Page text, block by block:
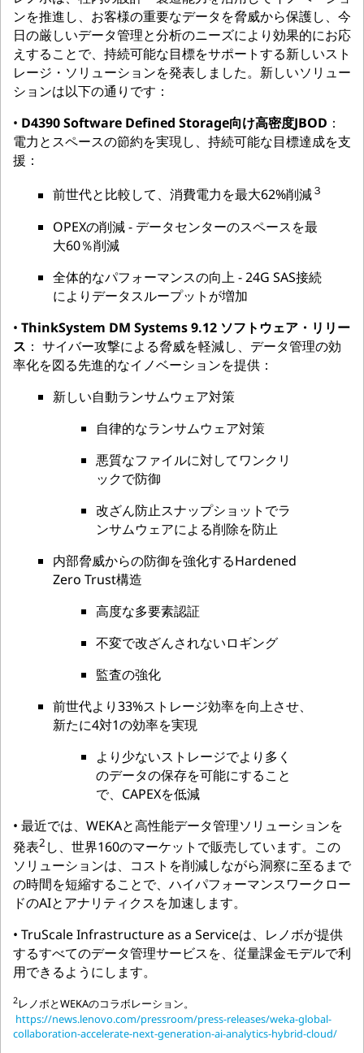
ンを推進し、お客様の重要なデータを脅威から保護し、今
日の厳しいデータ管理と分析のニーズにより効果的にお応
えすることで、持続可能な目標をサポートする新しいスト
レージ・ソリューションを発表しました。新しいソリュー
ションは以下の通りです：
• D4390 Software Defined Storage向け高密度JBOD ：
電力とスペースの節約を実現し、持続可能な目標達成を支
援：
前世代と比較して、消費電力を最大62%削減３
OPEXの削減 - データセンターのスペースを最
大60％削減
全体的なパフォーマンスの向上 - 24G SAS接続
によりデータスループットが増加
• ThinkSystem DM Systems 9.12 ソフトウェア・リリー
ス ： サイバー攻撃による脅威を軽減し、データ管理の効
率化を図る先進的なイノベーションを提供：
新しい自動ランサムウェア対策
自律的なランサムウェア対策
悪質なファイルに対してワンクリ
ックで防御
改ざん防止スナップショットでラ
ンサムウェアによる削除を防止
内部脅威からの防御を強化するHardened
Zero Trust構造
高度な多要素認証
不変で改ざんされないロギング
監査の強化
前世代より33%ストレージ効率を向上させ、
新たに4対1の効率を実現
より少ないストレージでより多く
のデータの保存を可能にすること
で、CAPEXを低減
• 最近では、WEKAと高性能データ管理ソリューションを
発表2 し、世界160のマーケットで販売しています。この
ソリューションは、コストを削減しながら洞察に至るまで
の時間を短縮することで、ハイパフォーマンスワークロー
ドのAIとアナリティクスを加速します。
• TruScale Infrastructure as a Serviceは、レノボが提供
するすべてのデータ管理サービスを、従量課金モデルで利
用できるようにします。
2レノボとWEKAのコラボレーション。
https://news.lenovo.com/pressroom/press-releases/weka-global-
collaboration-accelerate-next-generation-ai-analytics-hybrid-cloud/